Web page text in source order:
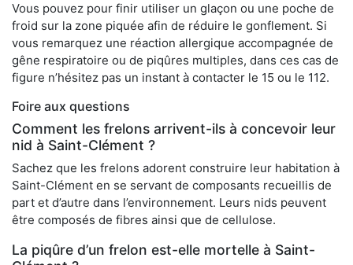
Vous pouvez pour finir utiliser un glaçon ou une poche de
froid sur la zone piquée afin de réduire le gonflement. Si
vous remarquez une réaction allergique accompagnée de
gêne respiratoire ou de piqûres multiples, dans ces cas de
figure n’hésitez pas un instant à contacter le 15 ou le 112.
Foire aux questions
Comment les frelons arrivent-ils à concevoir leur
nid à Saint-Clément ?
Sachez que les frelons adorent construire leur habitation à
Saint-Clément en se servant de composants recueillis de
part et d’autre dans l’environnement. Leurs nids peuvent
être composés de fibres ainsi que de cellulose.
La piqûre d’un frelon est-elle mortelle à Saint-